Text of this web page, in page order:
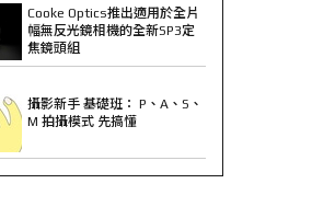
Cooke Optics推出適用於全片
幅無反光鏡相機的全新SP3定
焦鏡頭組
攝影新手 基礎班： P、A、S、
M 拍攝模式 先搞懂